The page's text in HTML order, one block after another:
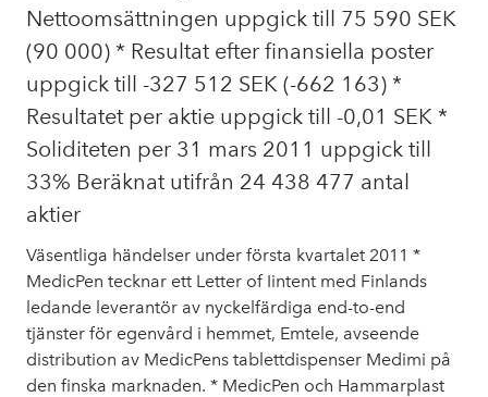
Nettoomsättningen uppgick till 75 590 SEK
(90 000) * Resultat efter finansiella poster
uppgick till -327 512 SEK (-662 163) *
Resultatet per aktie uppgick till -0,01 SEK *
Soliditeten per 31 mars 2011 uppgick till
33% Beräknat utifrån 24 438 477 antal
aktier
Väsentliga händelser under första kvartalet 2011 *
MedicPen tecknar ett Letter of Iintent med Finlands
ledande leverantör av nyckelfärdiga end-to-end
tjänster för egenvård i hemmet, Emtele, avseende
distribution av MedicPens tablettdispenser Medimi på
den finska marknaden. * MedicPen och Hammarplast